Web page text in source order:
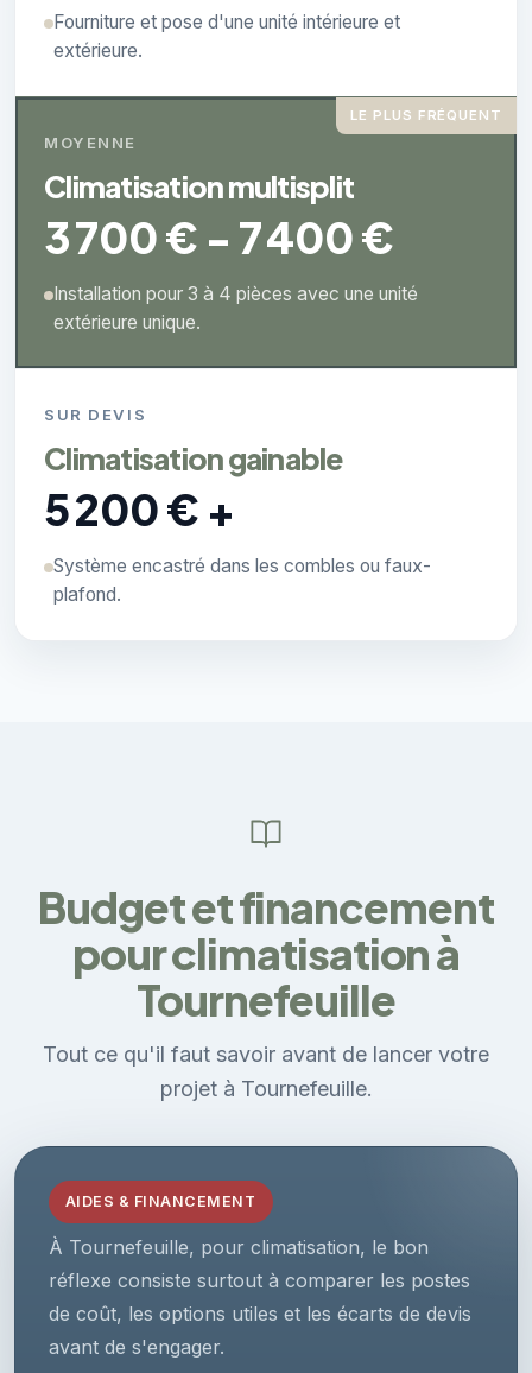
Fourniture et pose d'une unité intérieure et
extérieure.
LE PLUS FRÉQUENT
MOYENNE
Climatisation multisplit
3 700 € - 7 400 €
Installation pour 3 à 4 pièces avec une unité
extérieure unique.
SUR DEVIS
Climatisation gainable
5 200 € +
Système encastré dans les combles ou faux-
plafond.
Budget et financement
pour climatisation à
Tournefeuille
Tout ce qu'il faut savoir avant de lancer votre
projet à Tournefeuille.
AIDES & FINANCEMENT
À Tournefeuille, pour climatisation, le bon
réflexe consiste surtout à comparer les postes
de coût, les options utiles et les écarts de devis
avant de s'engager.